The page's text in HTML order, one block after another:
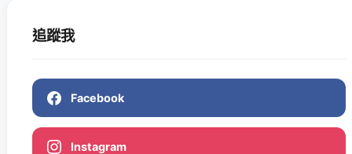
追蹤我
Facebook
Instagram